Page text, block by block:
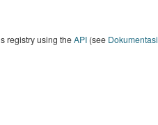
registry using theAPI(see